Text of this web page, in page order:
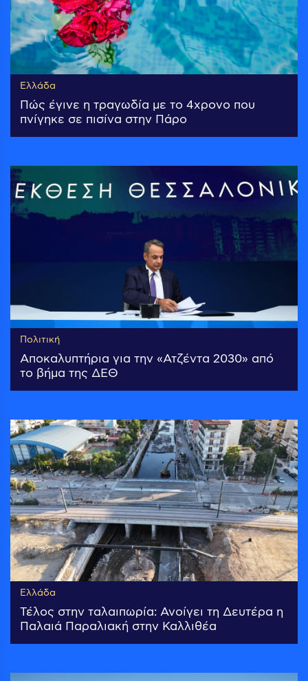
Ελλάδα
Πώς έγινε η τραγωδία με το 4χρονο που
πνίγηκε σε πισίνα στην Πάρο
Πολιτική
Αποκαλυπτήρια για την «Ατζέντα 2030» από
το βήμα της ΔΕΘ
Ελλάδα
Τέλος στην ταλαιπωρία: Ανοίγει τη Δευτέρα η
Παλαιά Παραλιακή στην Καλλιθέα